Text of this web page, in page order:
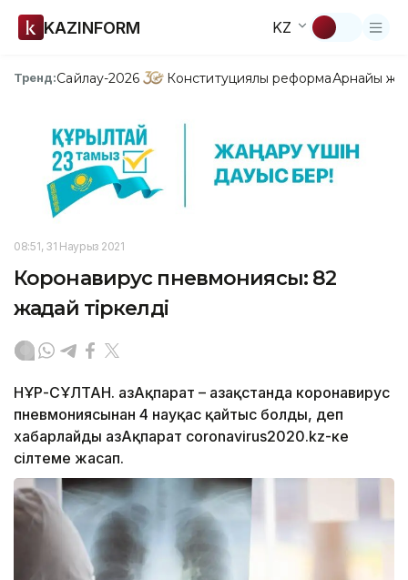
KAZINFORM KZ
Тренд:Сайлау-2026 Конституциялық реформаАрнайы
08:51, 31 Наурыз 2021
Коронавирус пневмониясы: 82
жағдай тіркелді
НҰР-СҰЛТАН. ҚазАқпарат – Қазақстанда коронавирус
пневмониясынан 4 науқас қайтыс болды, деп
хабарлайды ҚазАқпарат coronavirus2020.kz-ке
сілтеме жасап.